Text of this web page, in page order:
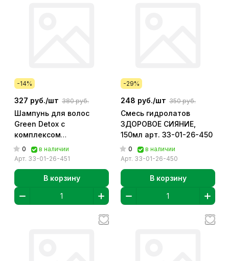
-14%
327 руб./шт 380 руб.
Шампунь для волос
Green Detox с
комплексом
черноморских
водорослей Блеск и
33-01-26-451
0
в наличии
Арт. 33-01-26-451
В корзину
-29%
248 руб./шт 350 руб.
Смесь гидролатов
ЗДОРОВОЕ СИЯНИЕ,
150мл арт. 33-01-26-450
0
в наличии
Арт. 33-01-26-450
В корзину